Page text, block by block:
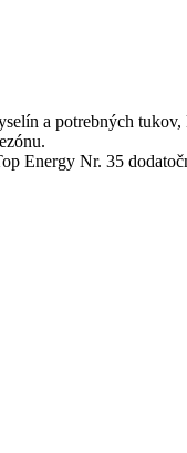
a potrebných
Energy Nr. 35